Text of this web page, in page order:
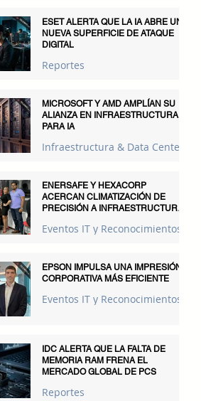
ESET ALERTA QUE LA IA ABRE UNA
NUEVA SUPERFICIE DE ATAQUE
DIGITAL
Reportes
MICROSOFT Y AMD AMPLÍAN SU
ALIANZA EN INFRAESTRUCTURA
PARA IA
Infraestructura & Data Centers
ENERSAFE Y HEXACORP
ACERCAN CLIMATIZACIÓN DE
PRECISIÓN A INFRAESTRUCTURAS
Eventos IT y Reconocimientos
EPSON IMPULSA UNA IMPRESIÓN
CORPORATIVA MÁS EFICIENTE
Eventos IT y Reconocimientos
IDC ALERTA QUE LA FALTA DE
MEMORIA RAM FRENA EL
MERCADO GLOBAL DE PCS
Reportes